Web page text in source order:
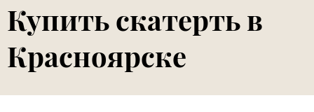
Купить скатерть в
Красноярске